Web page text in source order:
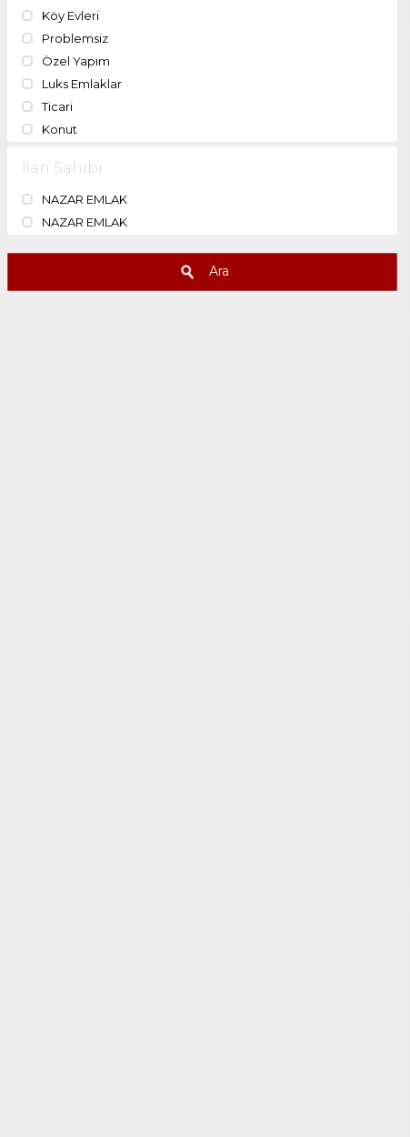
Köy Evleri
Problemsiz
Özel Yapım
Luks Emlaklar
Ticari
Konut
İlan Sahibi
NAZAR EMLAK
NAZAR EMLAK
Ara